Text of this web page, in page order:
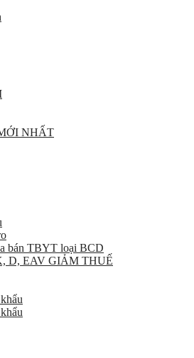
NHẤT
bán TBYT loại BCD
D, EAV GIẢM THUẾ